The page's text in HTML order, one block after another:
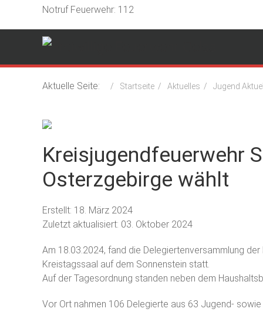
Notruf Feuerwehr: 112
Aktuelle Seite: Startseite Aktuelles Jugend Aktuell
Kreisjugendfeuerwehr
Osterzgebirge wählt
Erstellt: 18. März 2024
Zuletzt aktualisiert: 03. Oktober 2024
Am 18.03.2024, fand die Delegiertenversammlung
Kreistagssaal auf dem Sonnenstein statt.
Auf der Tagesordnung standen neben dem
Vor Ort nahmen 106 Delegierte aus 63 Jugend-